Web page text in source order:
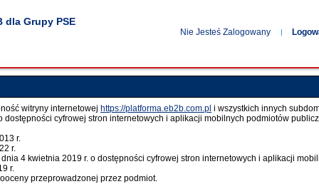
dla Grupy PSE
Nie Jesteś Zalogowany
witryny internetowej https://platforma.eb2b.com.pl i wszystkich innych
dostępności cyfrowej stron internetowych i aplikacji mobilnych podmiotów
r.
r.
4 kwietnia 2019 r. o dostępności cyfrowej stron internetowych i aplikacji
r.
przeprowadzonej przez podmiot.